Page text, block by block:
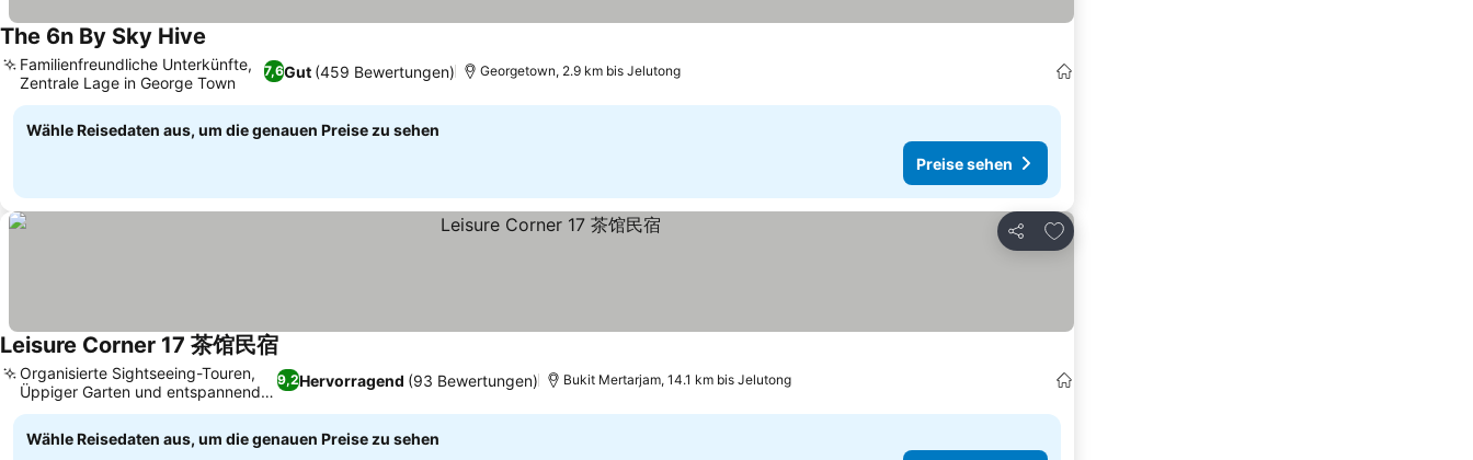
The 6n By Sky Hive
7,6Gut (459 Bewertungen)
Familienfreundliche Unterkünfte,
Zentrale Lage in George Town
Georgetown, 2.9 km bis Jelutong
Wähle Reisedaten aus, um die genauen Preise zu sehen
Preise sehen
Teilen
Zu Favoriten hinzufügen
Leisure Corner 17 茶馆民宿
9,2Hervorragend (93 Bewertungen)
Organisierte Sightseeing-Touren,
Üppiger Garten und entspannende
Terrasse
Bukit Mertarjam, 14.1 km bis Jelutong
Wähle Reisedaten aus, um die genauen Preise zu sehen